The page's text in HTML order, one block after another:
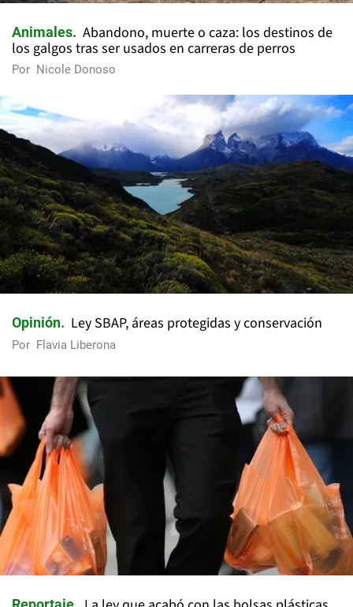
Animales
Abandono, muerte o caza: los destinos de
los galgos tras ser usados en carreras de perros
Por Nicole Donoso
Opinión Ley SBAP, áreas protegidas y conservación
Por Flavia Liberona